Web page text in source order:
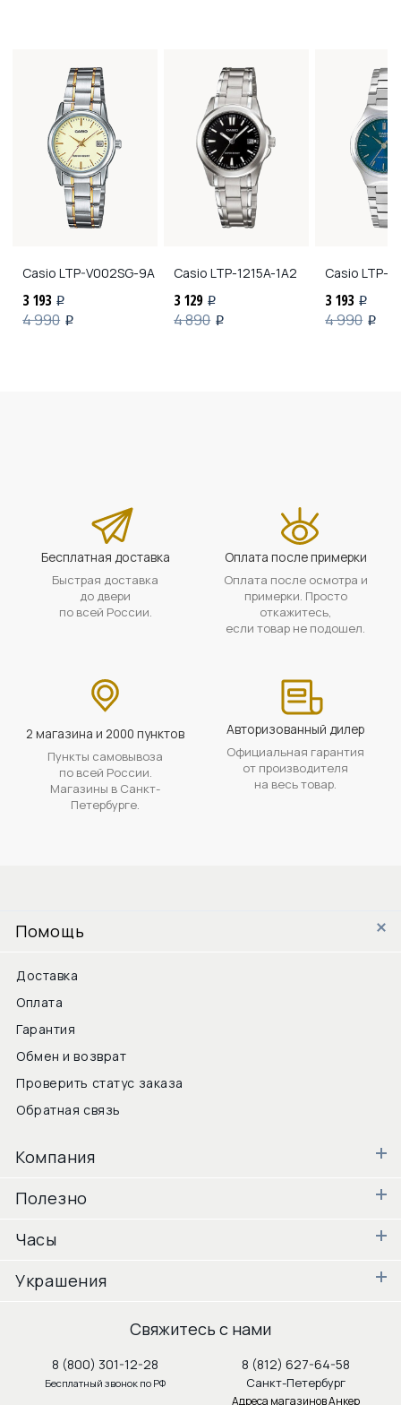
Casio LTP-V002SG-9A
3 193 i
4 990 i
Casio LTP-1215A-1A2
3 129 i
4 890 i
Casio LTP-
3 193 i
4 990 i
Бесплатная доставка
Быстрая доставка
до двери
по всей России.
Оплата после примерки
Оплата после осмотра и
примерки. Просто
откажитесь,
если товар не подошел.
2 магазина и 2000 пунктов
Пункты самовывоза
по всей России.
Магазины в Санкт-
Петербурге.
Авторизованный дилер
Официальная гарантия
от производителя
на весь товар.
Помощь
Доставка
Оплата
Гарантия
Обмен и возврат
Проверить статус заказа
Обратная связь
Компания
Полезно
Часы
Украшения
Свяжитесь с нами
8 (800) 301-12-28
Бесплатный звонок по РФ
8 (812) 627-64-58
Санкт-Петербург
Адреса магазинов Анкер